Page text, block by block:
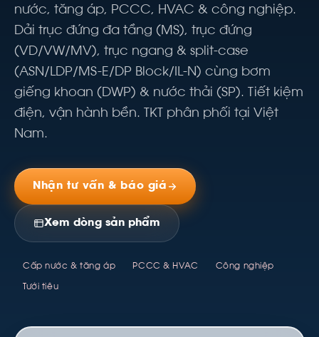
nước, tăng áp, PCCC, HVAC & công nghiệp.
Dải trục đứng đa tầng (MS), trục đứng
(VD/VW/MV), trục ngang & split-case
(ASN/LDP/MS-E/DP Block/IL-N) cùng bơm
giếng khoan (DWP) & nước thải (SP). Tiết kiệm
điện, vận hành bền. TKT phân phối tại Việt
Nam.
Nhận tư vấn & báo giá
Xem dòng sản phẩm
Cấp nước & tăng áp PCCC & HVAC Công nghiệp
Tưới tiêu